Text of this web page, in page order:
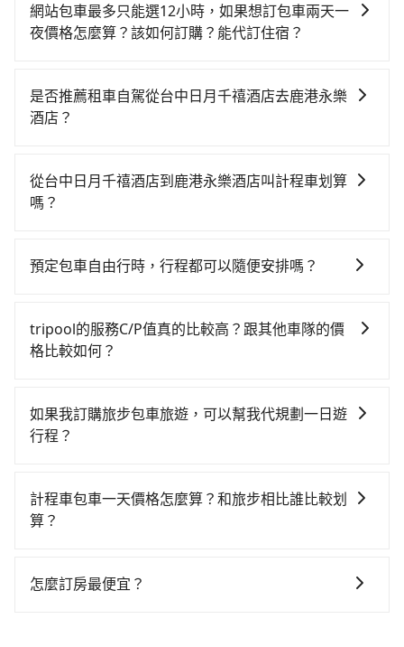
網站包車最多只能選12小時，如果想訂包車兩天一
夜價格怎麼算？該如何訂購？能代訂住宿？
需要連續兩天的包車服務，可以在官網上分開預定兩天
的行程。另外，目前旅步只提供接送服務，暫不提供代
是否推薦租車自駕從台中日月千禧酒店去鹿港永樂
酒店？
對的時間彈性，最重要的是你當天就要來回，那在台中
路邊可隨租隨借的iRent應該是你最便宜選擇。註冊完
酒店的花費預估為$700~1,150（金額差異來自於平假
外的汽車保險與可能的罰單都需自付。再者，和運的
iRent只提供最基本的車型，如Toyota Yaris、Prius C、
最令人詬病的就是車況，打開車門才發現仍有上一組乘
客遺留的垃圾或者撞凹的車門仍未被修理，每一次租車
時卻偏偏找不到停車位，對於急著用車或者要載其他乘
客的人來說就有不小的風險。最後，雖然路邊隨租隨還
天或者載行李時，就顯得非常不便。
從台中日月千禧酒店到鹿港永樂酒店叫計程車划算
嗎？
灣大車隊、Uber、Line Taxi、Yoxi等，如果在路邊攔不
化計程車等叫車看看。依照里程跳錶計算，價格約為
850~1,000元間。但如果要考慮到回程，彰化縣僅有合
市有些計程車司機不按錶計費，約有27%會採現場議
價，建議最好先上網預約，以免當場被坑受騙。雖然台
貴了，如選擇tripool的九人座，可用約9折預約一台專
車服務。
預定包車自由行時，行程都可以隨便安排嗎？
沒有到達海拔1500公里以上的山區，行程都是可以依照
您的需求安排的。
tripool的服務C/P值真的比較高？跟其他車隊的價
格比較如何？
市場上稍具規模且合法經營的業者，有以短程與城市為
主的台灣大車隊、大都會、LINE Taxi、Uber，機場接送
單程接送與跨縣市計時包車，不論從哪邊去哪裡（當然
也包括台中日月千禧酒店去鹿港永樂酒店），全台保證
如果我訂購旅步包車旅遊，可以幫我代規劃一日遊
行程？
時還沒有規劃行程的服務。
計程車包車一天價格怎麼算？和旅步相比誰比較划
算？
格通常是根據時間或距離來計算，而且在不同城市和地
怎麼訂房最便宜？